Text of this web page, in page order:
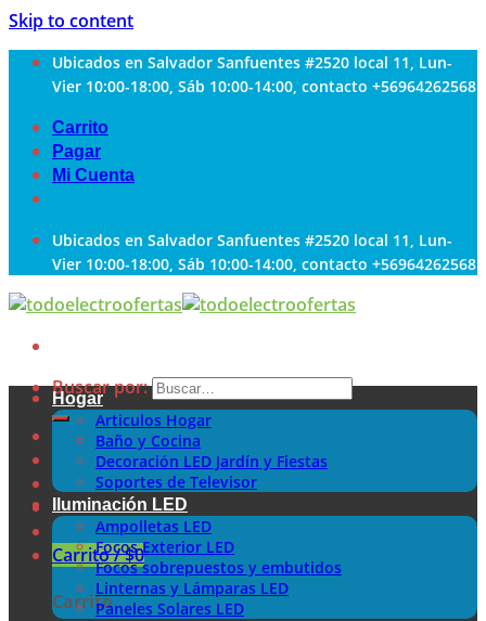
Skip to content
Ubicados en Salvador Sanfuentes #2520 local 11, Lun-
Vier 10:00-18:00, Sáb 10:00-14:00, contacto +56964262568
Carrito
Pagar
Mi Cuenta
Ubicados en Salvador Sanfuentes #2520 local 11, Lun-
Vier 10:00-18:00, Sáb 10:00-14:00, contacto +56964262568
Buscar por:
Carrito /$0
Carrito
Hogar
Articulos Hogar
Baño y Cocina
Decoración LED Jardín y Fiestas
Soportes de Televisor
Iluminación LED
Ampolletas LED
Focos Exterior LED
Focos sobrepuestos y embutidos
Linternas y Lámparas LED
Paneles Solares LED